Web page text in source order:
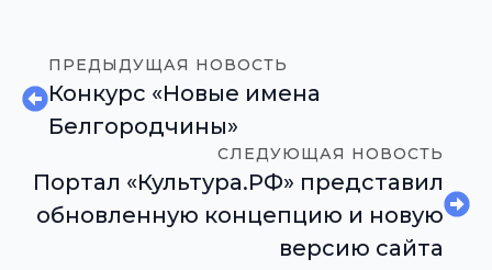
ПРЕДЫДУЩАЯ НОВОСТЬ
Конкурс «Новые имена
Белгородчины»
СЛЕДУЮЩАЯ НОВОСТЬ
Портал «Культура.РФ» представил
обновленную концепцию и новую
версию сайта